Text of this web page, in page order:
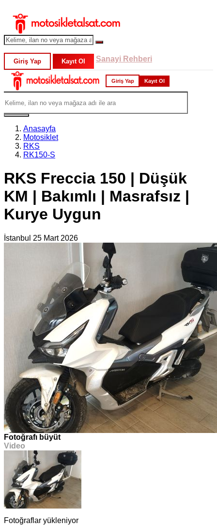
Giriş Yap Kayıt Ol Sanayi Rehberi
Giriş Yap Kayıt Ol
Anasayfa
Motosiklet
RKS
RK150-S
RKS Freccia 150 | Düşük
KM | Bakımlı | Masrafsız |
Kurye Uygun
İstanbul 25 Mart 2026
Fotoğrafı büyüt
Video
Fotoğraflar yükleniyor